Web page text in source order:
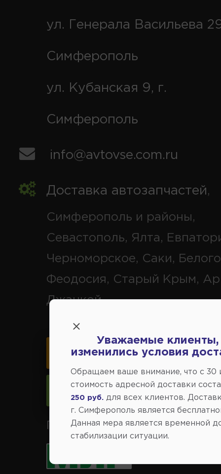
ул. Генерала Васильева
Симферополь
ул. Кубанская 9, г.
Симферополь
info@avtovse.com.ru
Доставка автозапчастей,
Симферополь и районы,
Севастополь, Ялта,
Черноморское, Саки,
Феодосия, Старый Крым,
Джанкой.
Карта схема проезда
Следить за изменениями
Принимаем к оплате карты
Уважаемые клиенты,
изменились условия
Обращаем ваше внимание, что c 30
стоимость адресной доставки
250 руб. для всех клиентов.
г. Симферополь является
Данная мера является временной
стабилизации ситуации.